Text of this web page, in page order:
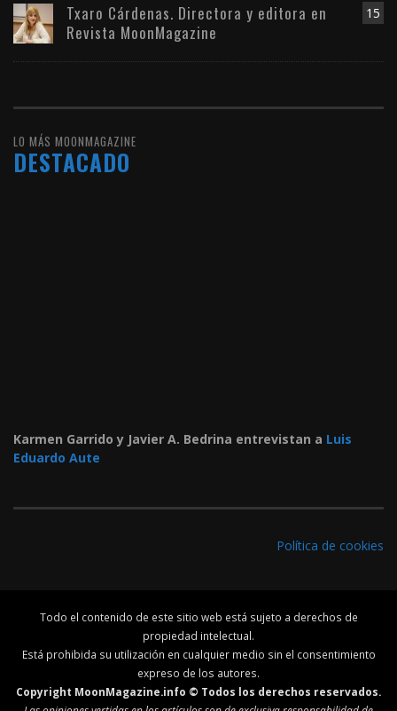
15
Txaro Cárdenas. Directora y editora en
Revista MoonMagazine
LO MÁS MOONMAGAZINE
DESTACADO
Karmen Garrido y Javier A. Bedrina entrevistan a Luis
Eduardo Aute
Política de cookies
Todo el contenido de este sitio web está sujeto a derechos de
propiedad intelectual.
Está prohibida su utilización en cualquier medio sin el consentimiento
expreso de los autores.
Copyright MoonMagazine.info © Todos los derechos reservados.